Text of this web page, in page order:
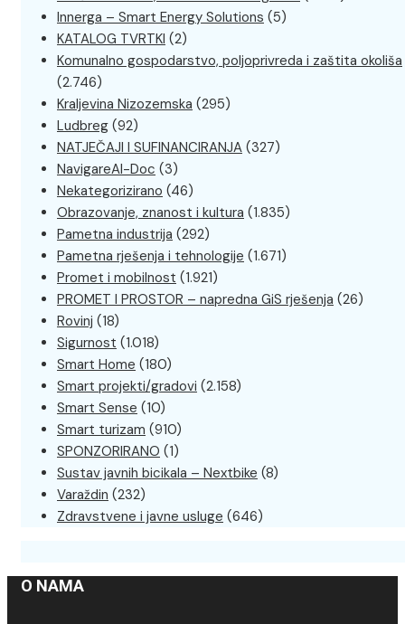
Innerga – Smart Energy Solutions (5)
KATALOG TVRTKI (2)
Komunalno gospodarstvo, poljoprivreda i zaštita okoliša
(2.746)
Kraljevina Nizozemska (295)
Ludbreg (92)
NATJEČAJI I SUFINANCIRANJA (327)
NavigareAI-Doc (3)
Nekategorizirano (46)
Obrazovanje, znanost i kultura (1.835)
Pametna industrija (292)
Pametna rješenja i tehnologije (1.671)
Promet i mobilnost (1.921)
PROMET I PROSTOR – napredna GiS rješenja (26)
Rovinj (18)
Sigurnost (1.018)
Smart Home (180)
Smart projekti/gradovi (2.158)
Smart Sense (10)
Smart turizam (910)
SPONZORIRANO (1)
Sustav javnih bicikala – Nextbike (8)
Varaždin (232)
Zdravstvene i javne usluge (646)
O NAMA